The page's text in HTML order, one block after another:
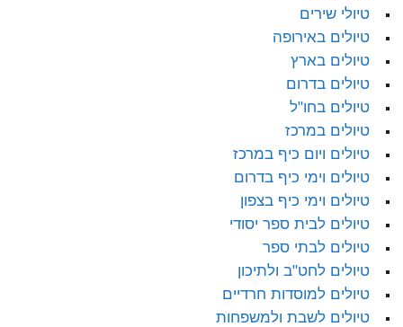
טיולי שירים
טיולים באירופה
טיולים בארץ
טיולים בדרום
טיולים בחו"ל
טיולים במרכז
טיולים ויום כיף במרכז
טיולים וימי כיף בדרום
טיולים וימי כיף בצפון
טיולים לבית ספר יסודי
טיולים לבתי ספר
טיולים לחט"ב ולתיכון
טיולים למוסדות חרדיים
טיולים לשבת ולמשפחות